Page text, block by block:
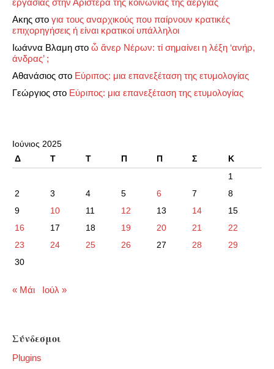
εργασίας στην Αριστερά της κοινωνίας της αεργίας
Ακης στο για τους αναρχικούς που παίρνουν κρατικές
επιχορηγήσεις ή είναι κρατικοί υπάλληλοι
Ιωάννα Βλαμη στο ὦ ἄνερ Νέρων: τί σημαίνει η λέξη ‘ανήρ,
άνδρας’ ;
Αθανάσιος στο Εύριπος: μια επανεξέταση της ετυμολογίας
Γεώργιος στο Εύριπος: μια επανεξέταση της ετυμολογίας
Ιούνιος 2025
Δ
Τ Τ Π Π Σ
Κ
1
2
3 4 5 6 7
8
9
10 11 12 13 14
15
16
17 18 19 20 21
22
23
24 25 26 27 28
29
30
« Μάι Ιούλ »
Σύνδεσμοι
Plugins